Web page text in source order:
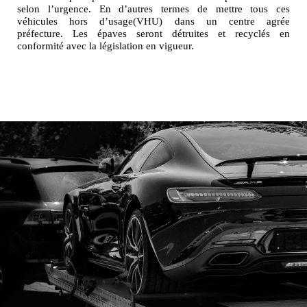
selon l’urgence. En d’autres termes de mettre tous ces
véhicules hors d’usage(VHU) dans un centre agrée
préfecture. Les épaves seront détruites et recyclés en
conformité avec la législation en vigueur.